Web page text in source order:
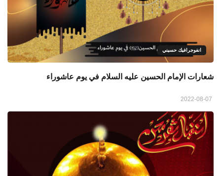
انفوجرافيك حسيني
شعارات الإمام الحسين علیه السلام في يوم عاشوراء